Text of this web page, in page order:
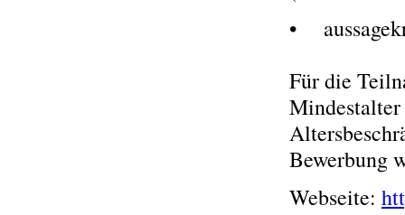
•
Für die
Mindestalter
Bewerbung
Webseite: